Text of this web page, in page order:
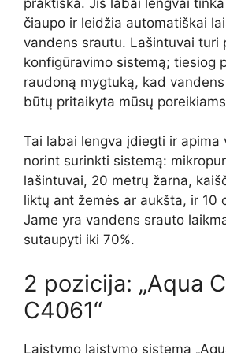
čiaupo ir leidžia automatiškai
vandens srautu. Lašintuvai turi
konfigūravimo sistemą; tiesiog
raudoną mygtuką, kad
būtų pritaikyta mūsų
Tai labai lengva įdiegti ir apima
norint surinkti sistemą:
lašintuvai, 20 metrų žarna,
liktų ant žemės ar aukšta, ir 10
Jame yra vandens srauto
sutaupyti iki 70%.
2 pozicija: „Aqua
C4061“
Laistymo laistymo sistema